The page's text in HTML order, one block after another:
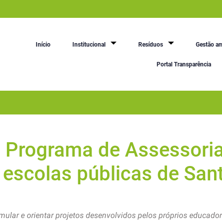
Início Institucional Resíduos Gestão
Portal Transparência
de
públicas de
e orientar projetos desenvolvidos pelos próprios